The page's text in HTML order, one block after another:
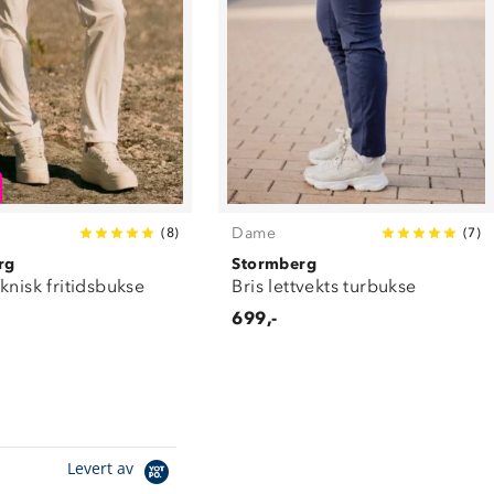
(8)
fritidsbukse
Dame (7)
Stormberg
Bris lettvekts turbukse
699,-
Levert av